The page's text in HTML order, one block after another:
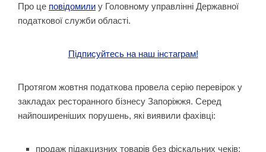
Про це повідомили у Головному управлінні Державної
податкової служби області.
Підписуйтесь на наш інстаграм!
Протягом жовтня податкова провела серію перевірок у
закладах ресторанного бізнесу Запоріжжя. Серед
найпоширеніших порушень, які виявили фахівці:
продаж підакцизних товарів без фіскальних чеків;